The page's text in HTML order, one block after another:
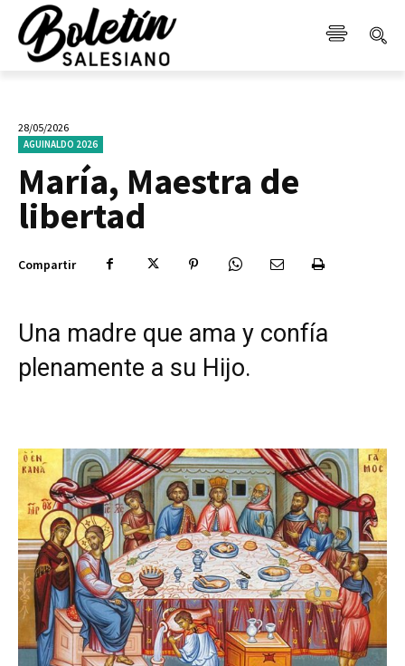
28/05/2026
AGUINALDO 2026
María, Maestra de
libertad
Compartir
Una madre que ama y confía
plenamente a su Hijo.